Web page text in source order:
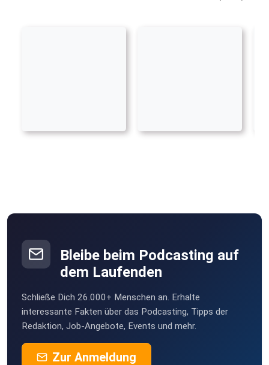
Bleibe beim Podcasting auf
dem Laufenden
Schließe Dich 26.000+ Menschen an. Erhalte
interessante Fakten über das Podcasting, Tipps der
Redaktion, Job-Angebote, Events und mehr.
Zur Anmeldung